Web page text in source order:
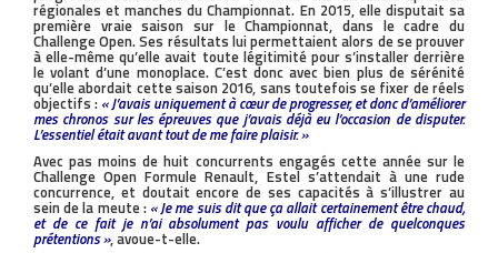
régionales et manches du Championnat. En 2015, elle disputait sa
première vraie saison sur le Championnat, dans le cadre du
Challenge Open. Ses résultats lui permettaient alors de se prouver
à elle-même qu’elle avait toute légitimité pour s’installer derrière
le volant d’une monoplace. C’est donc avec bien plus de sérénité
qu’elle abordait cette saison 2016, sans toutefois se fixer de réels
objectifs : « J’avais uniquement à cœur de progresser, et donc d’améliorer
mes chronos sur les épreuves que j’avais déjà eu l’occasion de disputer.
L’essentiel était avant tout de me faire plaisir. »
Avec pas moins de huit concurrents engagés cette année sur le
Challenge Open Formule Renault, Estel s’attendait à une rude
concurrence, et doutait encore de ses capacités à s’illustrer au
sein de la meute : « Je me suis dit que ça allait certainement être chaud,
et de ce fait je n’ai absolument pas voulu afficher de quelconques
prétentions », avoue-t-elle.